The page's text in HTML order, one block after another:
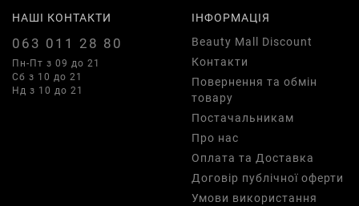
НАШІ КОНТАКТИ
063 011 28 80
Пн-Пт з 09 до 21
Сб з 10 до 21
Нд з 10 до 21
ІНФОРМАЦІЯ
Beauty Mall Discount
Контакти
Повернення та обмін
товару
Постачальникам
Про нас
Оплата та Доставка
Договір публічної оферти
Умови використання